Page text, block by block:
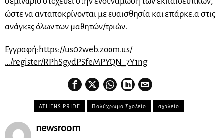
ώστε να ανταποκρίνονται με ευαισθησία και επάρκεια στις
ανάγκες όλων των μαθητών/τριών.
Εγγραφή: https://us02web.zoom.us/
…/register/RPhSgydPSfeMPYQN_7Y1ng
ATHENS PRIDE Πολύχρωμο Σχολείο σχολείο
newsroom